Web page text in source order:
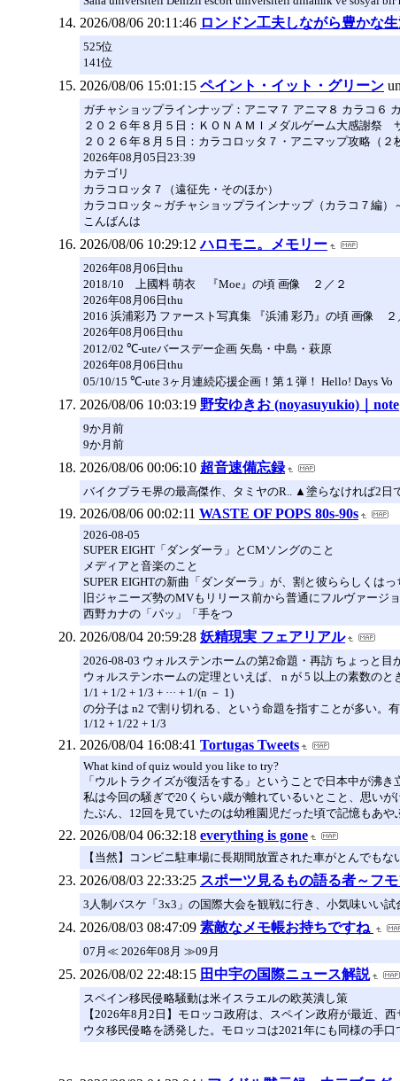
2026/08/06 20:11:46 ロンドン工夫しながら豊かな
525位
141位
2026/08/06 15:01:15 ペイント・イット・グリーン
ガチャショップラインナップ：アニマ７ アニマ８ カラコ６
２０２６年８月５日：ＫＯＮＡＭＩメダルゲーム大感謝
２０２６年８月５日：カラコロッタ７・アニマップ攻略（２
2026年08月05日23:39
カテゴリ
カラコロッタ７（遠征先・そのほか）
カラコロッタ～ガチャショップラインナップ（カラコ７編）
こんばんは
2026/08/06 10:29:12 ハロモニ。メモリー
2026年08月06日thu
2018/10 上國料 萌衣 『Moe』の頃 画像 ２／２
2026年08月06日thu
2016 浜浦彩乃 ファースト写真集 『浜浦 彩乃』の頃 画像 ２
2026年08月06日thu
2012/02 ℃-uteバースデー企画 矢島・中島・萩原
2026年08月06日thu
05/10/15 ℃-ute 3ヶ月連続応援企画！第１弾！ Hello! Days Vo
2026/08/06 10:03:19 野安ゆきお (noyasuyukio)｜note
9か月前
9か月前
2026/08/06 00:06:10 超音速備忘録
バイクプラモ界の最高傑作、タミヤのR.. ▲塗らなければ2日
2026/08/06 00:02:11 WASTE OF POPS 80s-90s
2026-08-05
SUPER EIGHT「ダンダーラ」とCMソングのこと
メディアと音楽のこと
SUPER EIGHTの新曲「ダンダーラ」が、割と彼ららしくは
旧ジャニーズ勢のMVもリリース前から普通にフルヴァージ
西野カナの「パッ」「手をつ
2026/08/04 20:59:28 妖精現実 フェアリアル
2026-08-03 ウォルステンホームの第2命題・再訪 ちょっと目
ウォルステンホームの定理といえば、 n が 5 以上の素数のと
1/1 + 1/2 + 1/3 + ··· + 1/(n － 1)
の分子は n2 で割り切れる、という命題を指すことが多い。
1/12 + 1/22 + 1/3
2026/08/04 16:08:41 Tortugas Tweets
What kind of quiz would you like to try?
「ウルトラクイズが復活をする」ということで日本中が沸
私は今回の騒ぎで20くらい歳が離れているいとこと、思いが
たぶん、12回を見ていたのは幼稚園児だった頃で記憶もあ
2026/08/04 06:32:18 everything is gone
【当然】コンビニ駐車場に長期間放置された車がとんでも
2026/08/03 22:33:25 スポーツ見るもの語る者～フ
3人制バスケ「3x3」の国際大会を観戦に行き、小気味いい
2026/08/03 08:47:09 素敵なメモ帳お持ちですね
07月≪ 2026年08月 ≫09月
2026/08/02 22:48:15 田中宇の国際ニュース解説
スペイン移民侵略騒動は米イスラエルの欧英潰し策
【2026年8月2日】モロッコ政府は、スペイン政府が最近、
ウタ移民侵略を誘発した。モロッコは2021年にも同様の手